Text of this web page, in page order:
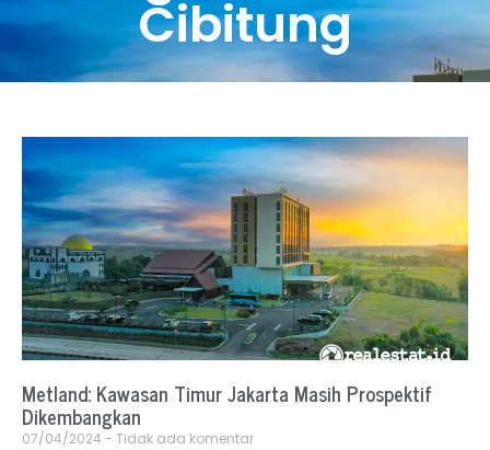
Cibitung
Metland: Kawasan Timur Jakarta Masih Prospektif
Dikembangkan
07/04/2024 Tidak ada komentar